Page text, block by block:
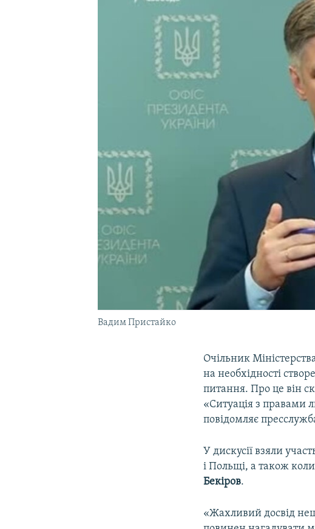
Вадим Пристайко
Очільник
на необхідності
питання. Про це він
«Ситуація з правами
повідомляє
У дискусії взяли
і Польщі, а також
Бекіров.
«Жахливий досвід